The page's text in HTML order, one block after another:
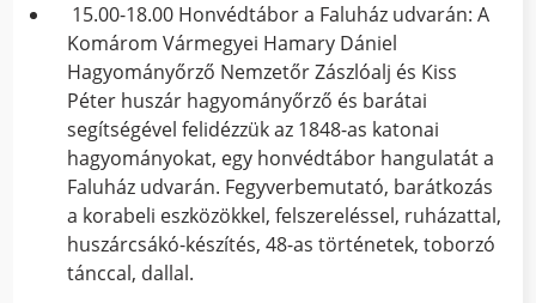
15.00-18.00 Honvédtábor a Faluház udvarán: A
Komárom Vármegyei Hamary Dániel
Hagyományőrző Nemzetőr Zászlóalj és Kiss
Péter huszár hagyományőrző és barátai
segítségével felidézzük az 1848-as katonai
hagyományokat, egy honvédtábor hangulatát a
Faluház udvarán. Fegyverbemutató, barátkozás
a korabeli eszközökkel, felszereléssel, ruházattal,
huszárcsákó-készítés, 48-as történetek, toborzó
tánccal, dallal.